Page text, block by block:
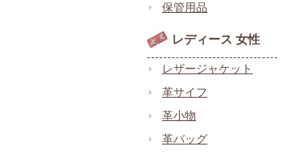
保管用品
レディース 女性
レザージャケット
革サイフ
革小物
革バッグ